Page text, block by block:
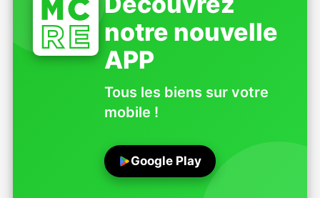
notre nouvelle
APP
Tous les biens sur votre
mobile !
Google Play